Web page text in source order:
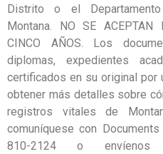
Distrito o el
Montana. NO SE ACEPTAN
CINCO AÑOS. Los
diplomas, expedientes
certificados en su original por
obtener más detalles sobre
registros vitales de
comuníquese con
810-2124 o envíenos